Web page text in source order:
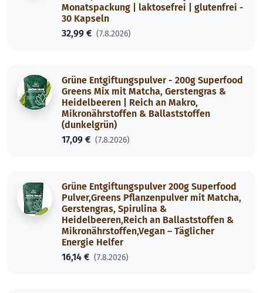
Monatspackung | laktosefrei | glutenfrei -
30 Kapseln
32,99 € (7.8.2026)
Grüne Entgiftungspulver - 200g Superfood
Greens Mix mit Matcha, Gerstengras &
Heidelbeeren | Reich an Makro,
Mikronährstoffen & Ballaststoffen
(dunkelgrün)
17,09 € (7.8.2026)
Grüne Entgiftungspulver 200g Superfood
Pulver,Greens Pflanzenpulver mit Matcha,
Gerstengras, Spirulina &
Heidelbeeren,Reich an Ballaststoffen &
Mikronährstoffen,Vegan – Täglicher
Energie Helfer
16,14 € (7.8.2026)